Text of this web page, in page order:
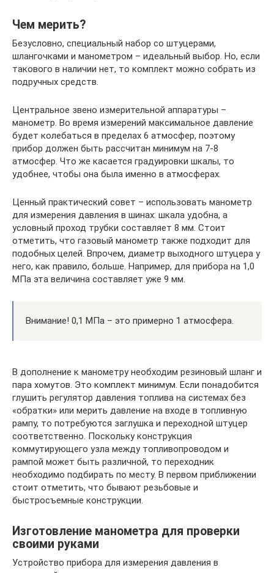
Чем мерить?
Безусловно, специальный набор со штуцерами,
шлангочками и манометром – идеальный выбор. Но, если
такового в наличии нет, то комплект можно собрать из
подручных средств.
Центральное звено измерительной аппаратуры –
манометр. Во время измерений максимальное давление
будет колебаться в пределах 6 атмосфер, поэтому
прибор должен быть рассчитан минимум на 7-8
атмосфер. Что же касается градуировки шкалы, то
удобнее, чтобы она была именно в атмосферах.
Ценный практический совет – использовать манометр
для измерения давления в шинах: шкала удобна, а
условный проход трубки составляет 8 мм. Стоит
отметить, что газовый манометр также подходит для
подобных целей. Впрочем, диаметр выходного штуцера у
него, как правило, больше. Например, для прибора на 1,0
МПа эта величина составляет уже 9 мм.
Внимание! 0,1 МПа – это примерно 1 атмосфера.
В дополнение к манометру необходим резиновый шланг и
пара хомутов. Это комплект минимум. Если понадобится
глушить регулятор давления топлива на системах без
«обратки» или мерить давление на входе в топливную
рампу, то потребуются заглушка и переходной штуцер
соответственно. Поскольку конструкция
коммутирующего узла между топливопроводом и
рампой может быть различной, то переходник
необходимо подбирать по месту. В первом приближении
стоит отметить, что бывают резьбовые и
быстросъемные конструкции.
Изготовление манометра для проверки
своими руками
Устройство прибора для измерения давления в